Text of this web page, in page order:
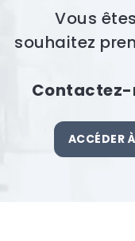
Vous
souhaitez
Contactez-
ACCÉDER